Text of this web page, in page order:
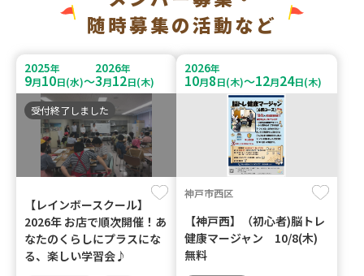
随時募集の活動など
2025年
9月10日(水)～
2026年
3月12日(木)
受付終了しました
【レインボースクール】
2026年 お店で順次開催！あ
なたのくらしにプラスにな
る、楽しい学習会♪
2026年
10月8日(木)～12月24日(木)
神戸市西区
【神戸西】（初心者)脳トレ
健康マージャン 10/8(木)
無料